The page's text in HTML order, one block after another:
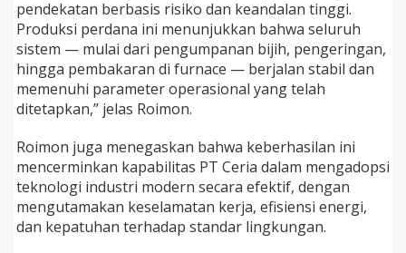
pendekatan berbasis risiko dan keandalan tinggi.
Produksi perdana ini menunjukkan bahwa seluruh
sistem — mulai dari pengumpanan bijih, pengeringan,
hingga pembakaran di furnace — berjalan stabil dan
memenuhi parameter operasional yang telah
ditetapkan,” jelas Roimon.
Roimon juga menegaskan bahwa keberhasilan ini
mencerminkan kapabilitas PT Ceria dalam mengadopsi
teknologi industri modern secara efektif, dengan
mengutamakan keselamatan kerja, efisiensi energi,
dan kepatuhan terhadap standar lingkungan.